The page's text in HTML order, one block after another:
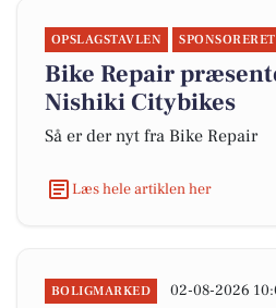
OPSLAGSTAVLEN SPONSORERET
Bike Repair
Nishiki Citybikes
Så er der nyt fra Bike Repair
Læs hele artiklen her
BOLIGMARKED 02-08-2026